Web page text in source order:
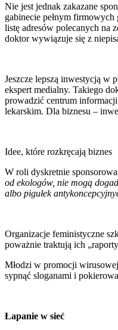
Nie jest jednak zakazane
gabinecie pełnym
listę adresów polecanych na
doktor wywiązuje się z
Jeszcze lepszą inwestycją w
ekspert medialny. Takiego
prowadzić centrum
lekarskim. Dla biznesu –
Idee, które rozkręcają biznes
W roli dyskretnie
od ekologów, nie mogą
albo pigułek
Organizacje feministyczne
poważnie traktują ich
Młodzi w promocji
sypnąć sloganami i
Łapanie w sieć